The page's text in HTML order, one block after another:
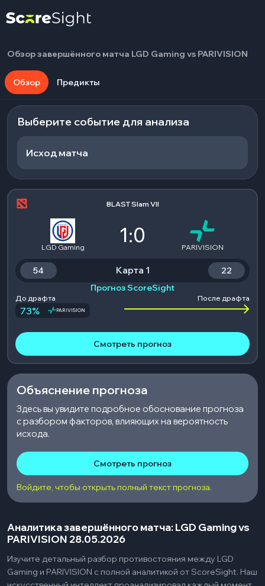
Обзор завершённого матча LGD Gaming vs PARIVISION
Обзор Предикты
Выберите событие для анализа
Исход матча
BLAST Slam VII
LGD Gaming
1:0
PARIVISION
54 Карта 1
22
Прогноз ScoreSight
До драфта После драфта
73% PARIVISION
Смотреть прогноз
Объяснение прогноза
Здесь вы увидите подробное обоснование прогноза
с разбором факторов, влияющих на вероятность
исхода.
Смотреть прогноз
Войдите, чтобы открыть полный текст прогноза.
Аналитика завершённого матча: LGD Gaming vs
PARIVISION 28.05.2026
Изучите детальный разбор противостояния между LGD
Gaming и PARIVISION с полной аналитикой от ScoreSight. Наш